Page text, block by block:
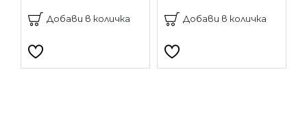
Добави в количка Добави в количка